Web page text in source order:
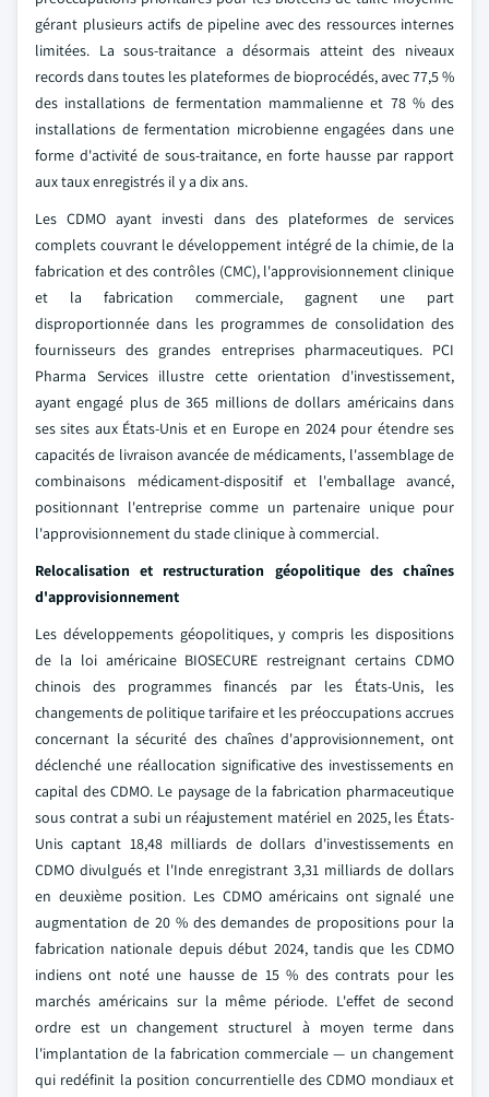
gérant plusieurs actifs de pipeline avec des ressources internes
limitées. La sous-traitance a désormais atteint des niveaux
records dans toutes les plateformes de bioprocédés, avec 77,5 %
des installations de fermentation mammalienne et 78 % des
installations de fermentation microbienne engagées dans une
forme d'activité de sous-traitance, en forte hausse par rapport
aux taux enregistrés il y a dix ans.
Les CDMO ayant investi dans des plateformes de services
complets couvrant le développement intégré de la chimie, de la
fabrication et des contrôles (CMC), l'approvisionnement clinique
et la fabrication commerciale, gagnent une part
disproportionnée dans les programmes de consolidation des
fournisseurs des grandes entreprises pharmaceutiques. PCI
Pharma Services illustre cette orientation d'investissement,
ayant engagé plus de 365 millions de dollars américains dans
ses sites aux États-Unis et en Europe en 2024 pour étendre ses
capacités de livraison avancée de médicaments, l'assemblage de
combinaisons médicament-dispositif et l'emballage avancé,
positionnant l'entreprise comme un partenaire unique pour
l'approvisionnement du stade clinique à commercial.
Relocalisation et restructuration géopolitique des chaînes
d'approvisionnement
Les développements géopolitiques, y compris les dispositions
de la loi américaine BIOSECURE restreignant certains CDMO
chinois des programmes financés par les États-Unis, les
changements de politique tarifaire et les préoccupations accrues
concernant la sécurité des chaînes d'approvisionnement, ont
déclenché une réallocation significative des investissements en
capital des CDMO. Le paysage de la fabrication pharmaceutique
sous contrat a subi un réajustement matériel en 2025, les États-
Unis captant 18,48 milliards de dollars d'investissements en
CDMO divulgués et l'Inde enregistrant 3,31 milliards de dollars
en deuxième position. Les CDMO américains ont signalé une
augmentation de 20 % des demandes de propositions pour la
fabrication nationale depuis début 2024, tandis que les CDMO
indiens ont noté une hausse de 15 % des contrats pour les
marchés américains sur la même période. L'effet de second
ordre est un changement structurel à moyen terme dans
l'implantation de la fabrication commerciale — un changement
qui redéfinit la position concurrentielle des CDMO mondiaux et